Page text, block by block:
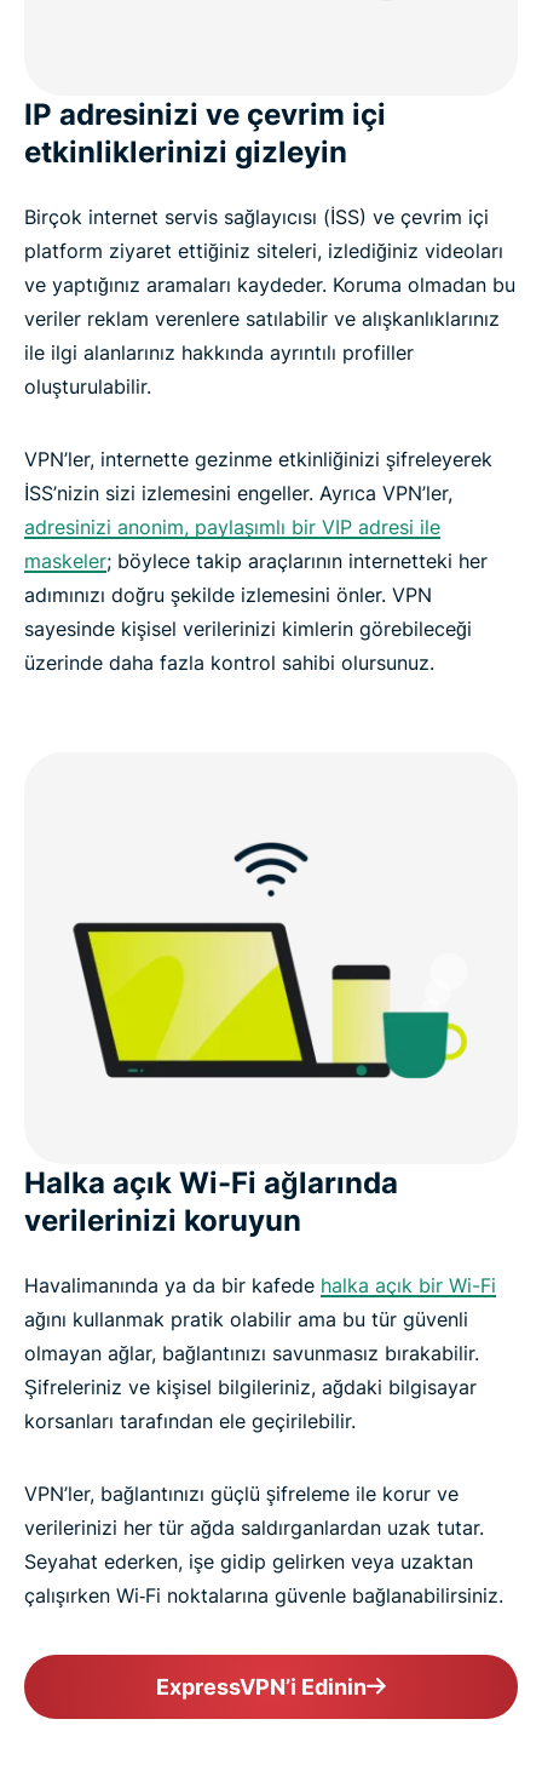
IP adresinizi ve çevrim içi
etkinliklerinizi gizleyin
Birçok internet servis sağlayıcısı (İSS) ve çevrim içi
platform ziyaret ettiğiniz siteleri, izlediğiniz videoları
ve yaptığınız aramaları kaydeder. Koruma olmadan bu
veriler reklam verenlere satılabilir ve alışkanlıklarınız
ile ilgi alanlarınız hakkında ayrıntılı profiller
oluşturulabilir.
VPN’ler, internette gezinme etkinliğinizi şifreleyerek
İSS’nizin sizi izlemesini engeller. Ayrıca VPN’ler,
adresinizi anonim, paylaşımlı bir VIP adresi ile
maskeler; böylece takip araçlarının internetteki her
adımınızı doğru şekilde izlemesini önler. VPN
sayesinde kişisel verilerinizi kimlerin görebileceği
üzerinde daha fazla kontrol sahibi olursunuz.
Halka açık Wi-Fi ağlarında
verilerinizi koruyun
Havalimanında ya da bir kafede halka açık bir Wi-Fi
ağını kullanmak pratik olabilir ama bu tür güvenli
olmayan ağlar, bağlantınızı savunmasız bırakabilir.
Şifreleriniz ve kişisel bilgileriniz, ağdaki bilgisayar
korsanları tarafından ele geçirilebilir.
VPN’ler, bağlantınızı güçlü şifreleme ile korur ve
verilerinizi her tür ağda saldırganlardan uzak tutar.
Seyahat ederken, işe gidip gelirken veya uzaktan
çalışırken Wi‑Fi noktalarına güvenle bağlanabilirsiniz.
ExpressVPN’i Edinin